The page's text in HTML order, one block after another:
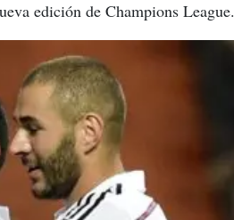
edición de Champions League.